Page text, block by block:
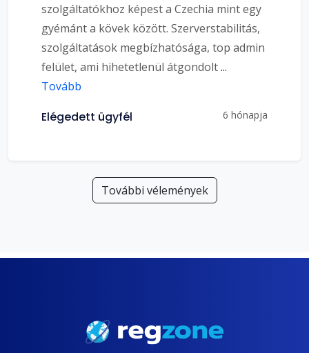
szolgáltatókhoz képest a Czechia mint egy
gyémánt a kövek között. Szerverstabilitás,
szolgáltatások megbízhatósága, top admin
felület, ami hihetetlenül átgondolt...
Tovább
Elégedett ügyfél 6 hónapja
További vélemények